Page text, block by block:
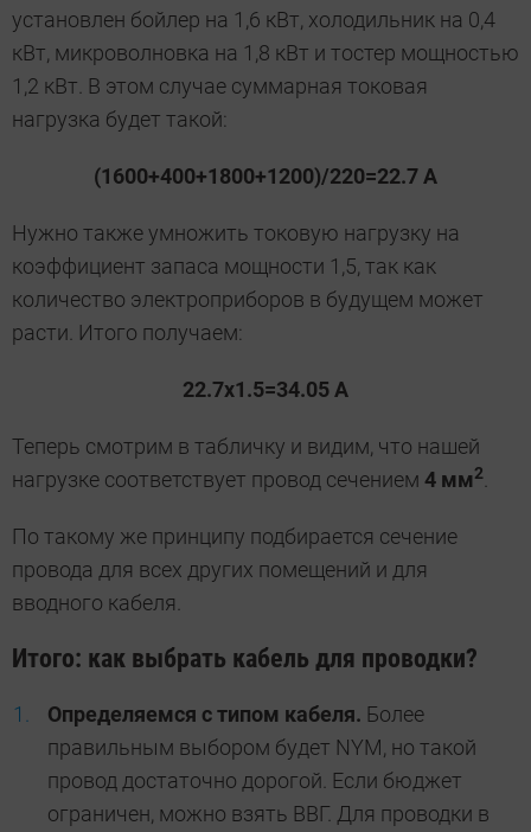
установлен бойлер на 1,6 кВт, холодильник на 0,4
кВт, микроволновка на 1,8 кВт и тостер мощностью
1,2 кВт. В этом случае суммарная токовая
нагрузка будет такой:
(1600+400+1800+1200)/220=22.7 А
Нужно также умножить токовую нагрузку на
коэффициент запаса мощности 1,5, так как
количество электроприборов в будущем может
расти. Итого получаем:
22.7х1.5=34.05 А
Теперь смотрим в табличку и видим, что нашей
нагрузке соответствует провод сечением 4 мм2
По такому же принципу подбирается сечение
провода для всех других помещений и для
вводного кабеля.
Итого: как выбрать кабель для проводки?
Определяемся с типом кабеля. Более
правильным выбором будет NYM, но такой
провод достаточно дорогой. Если бюджет
ограничен, можно взять ВВГ. Для проводки в